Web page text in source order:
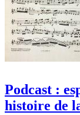
Podcast :
histoire de